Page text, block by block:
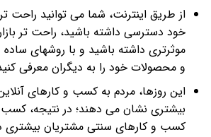
از طریق اینترنت، شما می توانید
خود دسترسی داشته باشید، راحت تر
موثرتری داشته باشید و با روشهای
و محصولات خود را به دیگران معرفی
این روزها، مردم به کسب و کارهای
بیشتری نشان می دهند؛ در نتیجه، کسب
کسب و کارهای سنتی مشتریان بیشتری